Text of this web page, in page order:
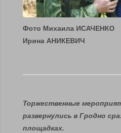
Фото Михаила ИСАЧЕНКО
Ирина АНИКЕВИЧ
Торжественные
развернулись в Гродно
площадках.